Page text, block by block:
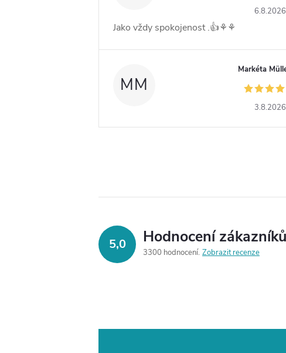
6.8.2026
Jako vždy spokojenost .👍⚘️⚘️
MM
Markéta
3.8.2026
5,0 Hodnocení zákazníků
3300 hodnocení Zobrazit recenze